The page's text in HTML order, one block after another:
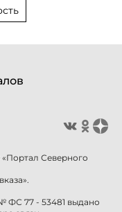
Северного
ФС 77 - 53481 выдано